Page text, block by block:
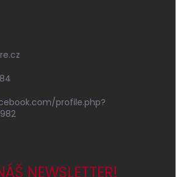
profile.php?
NEWSLETTER!